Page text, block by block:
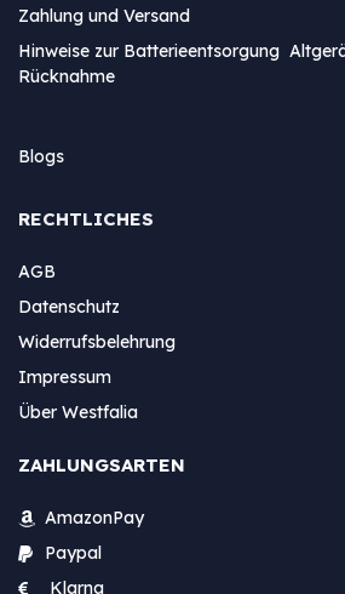
Zahlung und Versand
Hinweise zur Batterieentsorgung
Rücknahme
Blogs
RECHTLICHES
AGB
Datenschutz
Widerrufsbelehrung
Impressum
Über Westfalia
ZAHLUNGSARTEN
AmazonPay
Paypal
Klarna